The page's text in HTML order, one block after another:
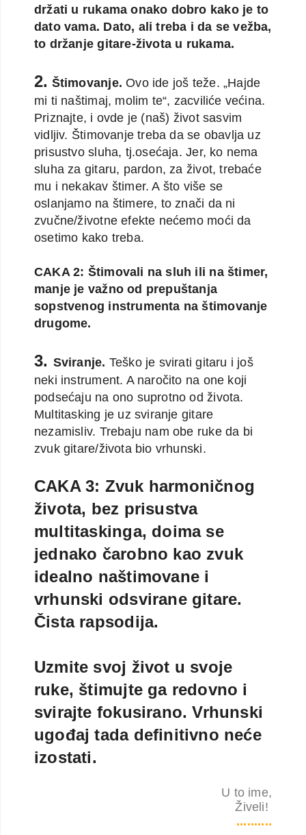
držati u rukama onako dobro kako je to
dato vama. Dato, ali treba i da se vežba,
to držanje gitare-života u rukama.
2. Štimovanje. Ovo ide još teže. „Hajde
mi ti naštimaj, molim te“, zacviliće većina.
Priznajte, i ovde je (naš) život sasvim
vidljiv. Štimovanje treba da se obavlja uz
prisustvo sluha, tj.osećaja. Jer, ko nema
sluha za gitaru, pardon, za život, trebaće
mu i nekakav štimer. A što više se
oslanjamo na štimere, to znači da ni
zvučne/životne efekte nećemo moći da
osetimo kako treba.
CAKA 2: Štimovali na sluh ili na štimer,
manje je važno od prepuštanja
sopstvenog instrumenta na štimovanje
drugome.
3. Sviranje. Teško je svirati gitaru i još
neki instrument. A naročito na one koji
podsećaju na ono suprotno od života.
Multitasking je uz sviranje gitare
nezamisliv. Trebaju nam obe ruke da bi
zvuk gitare/života bio vrhunski.
CAKA 3: Zvuk harmoničnog
života, bez prisustva
multitaskinga, doima se
jednako čarobno kao zvuk
idealno naštimovane i
vrhunski odsvirane gitare.
Čista rapsodija.
Uzmite svoj život u svoje
ruke, štimujte ga redovno i
svirajte fokusirano. Vrhunski
ugođaj tada definitivno neće
izostati.
U to ime,
Živeli!
..........